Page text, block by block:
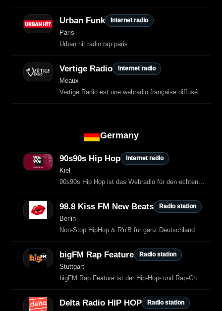
Urban Funk Internet radio
Paris
Urban hit radio rap paris
Vertige Radio Internet radio
Meaux
Vertige Radio est une webradio française diffusée depuis Meaux, proposant un
Germany
90s90s Hip Hop Internet radio
Kiel
90s90s Hip Hop ist das Webradio für den echten Old‑School‑Sound der 90er.
98.8 Kiss FM New Beats Radio station
Berlin
Non-Stop HipHop & R'n'B für ganz Deutschland.
bigFM Rap Feature Radio station
Stuttgart
bigFM Rap Feature ist der Hip‑Hop‑ und Rap‑Channel von bigFM, mit den neuesten Deutschrap‑ und US‑Rap‑Tracks.
Delta Radio HIP HOP Radio station